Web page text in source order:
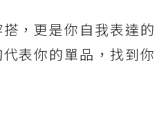
，更是你自我表達的
表你的單品，找到你